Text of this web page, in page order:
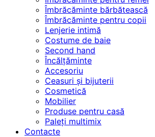
Îmbrăcăminte bărbătească
Îmbrăcăminte pentru copii
Lenjerie intimă
Costume de baie
Second hand
Încălțăminte
Accesoriu
Ceasuri și bijuterii
Cosmetică
Mobilier
Produse pentru casă
Paleți multimix
Contacte